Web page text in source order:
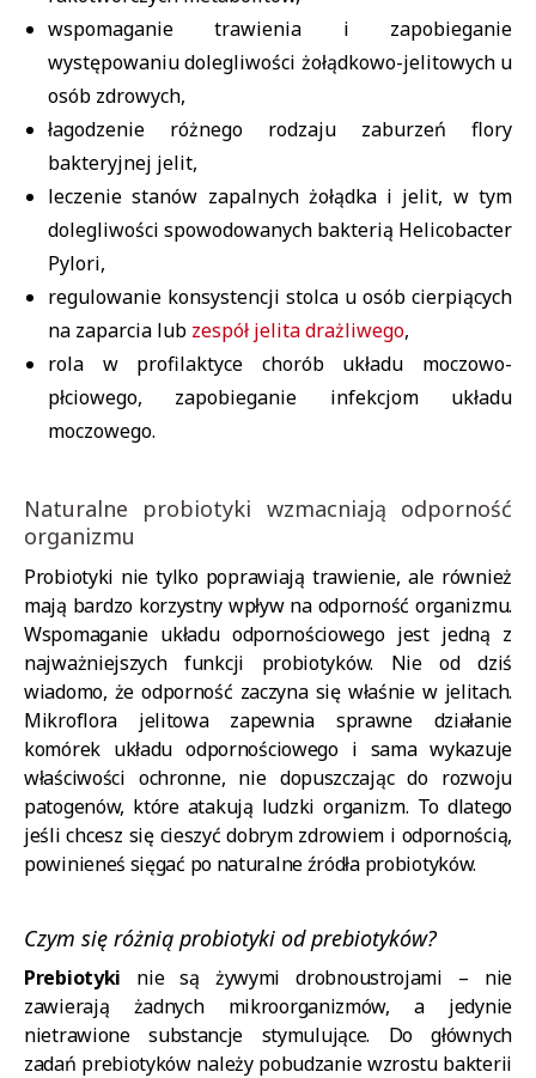
wspomaganie trawienia i zapobieganie
występowaniu dolegliwości żołądkowo-jelitowych u
osób zdrowych,
łagodzenie różnego rodzaju zaburzeń flory
bakteryjnej jelit,
leczenie stanów zapalnych żołądka i jelit, w tym
dolegliwości spowodowanych bakterią Helicobacter
Pylori,
regulowanie konsystencji stolca u osób cierpiących
na zaparcia lub zespół jelita drażliwego,
rola w profilaktyce chorób układu moczowo-
płciowego, zapobieganie infekcjom układu
moczowego.
Naturalne probiotyki wzmacniają odporność
organizmu
Probiotyki nie tylko poprawiają trawienie, ale również
mają bardzo korzystny wpływ na odporność organizmu.
Wspomaganie układu odpornościowego jest jedną z
najważniejszych funkcji probiotyków. Nie od dziś
wiadomo, że odporność zaczyna się właśnie w jelitach.
Mikroflora jelitowa zapewnia sprawne działanie
komórek układu odpornościowego i sama wykazuje
właściwości ochronne, nie dopuszczając do rozwoju
patogenów, które atakują ludzki organizm. To dlatego
jeśli chcesz się cieszyć dobrym zdrowiem i odpornością,
powinieneś sięgać po naturalne źródła probiotyków.
Czym się różnią probiotyki od prebiotyków?
Prebiotyki nie są żywymi drobnoustrojami – nie
zawierają żadnych mikroorganizmów, a jedynie
nietrawione substancje stymulujące. Do głównych
zadań prebiotyków należy pobudzanie wzrostu bakterii